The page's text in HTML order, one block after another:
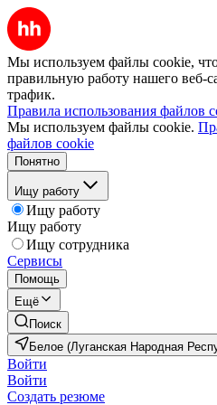
Мы используем файлы cookie,
правильную работу нашего веб-
трафик.
Правила использования файлов
Мы используем файлы cookie.
файлов cookie
Понятно
Ищу работу
Ищу работу
Ищу работу
Ищу сотрудника
Сервисы
Помощь
Ещё
Поиск
Белое (Луганская Народная
Войти
Войти
Создать резюме